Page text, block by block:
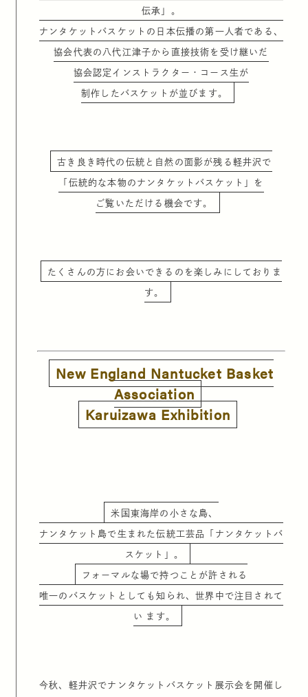
伝承」。
ナンタケットバスケットの日本伝播の第一人者である、
協会代表の八代江津子から直接技術を受け継いだ
協会認定インストラクター・コース生が
制作したバスケットが並びます。
古き良き時代の伝統と自然の面影が残る軽井沢で
「伝統的な本物のナンタケットバスケット」を
ご覧いただける機会です。
たくさんの方にお会いできるのを楽しみにしておりま
す。
New England Nantucket Basket
Association
Karuizawa Exhibition
米国東海岸の小さな島、
ナンタケット島で生まれた伝統工芸品「ナンタケットバ
スケット」。
フォーマルな場で持つことが許される
唯一のバスケットとしても知られ、世界中で注目されて
い ます。
今秋、軽井沢でナンタケットバスケット展示会を開催し